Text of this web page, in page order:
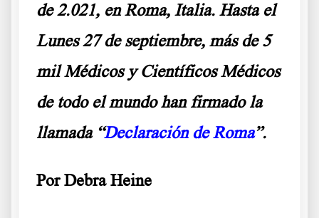
de 2.021, en Roma, Italia. Hasta el
Lunes 27 de septiembre, más de 5
mil Médicos y Científicos Médicos
de todo el mundo han firmado la
llamada “Declaración de Roma”.
Por Debra Heine